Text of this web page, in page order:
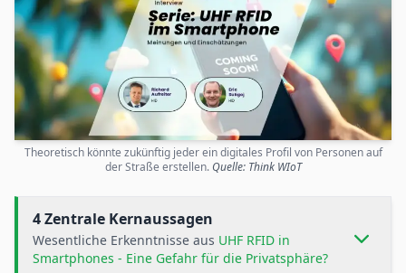
Theoretisch könnte zukünftig jeder ein digitales Profil von Personen auf
der Straße erstellen. Quelle: Think WIoT
4 Zentrale Kernaussagen
Wesentliche Erkenntnisse aus UHF RFID in
Smartphones - Eine Gefahr für die Privatsphäre?